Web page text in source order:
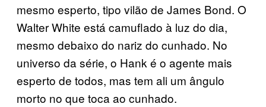
mesmo esperto, tipo vilão de James Bond. O
Walter White está camuflado à luz do dia,
mesmo debaixo do nariz do cunhado. No
universo da série, o Hank é o agente mais
esperto de todos, mas tem ali um ângulo
morto no que toca ao cunhado.